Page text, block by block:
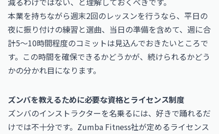
本業を持ちながら週末2回のレッスンを行うなら、平日の
夜に振り付けの練習と選曲、当日の準備を含めて、週に合
計5〜10時間程度のコミットは見込んでおきたいところで
す。この時間を確保できるかどうかが、続けられるかどう
かの分かれ目になります。
ズンバを教えるために必要な資格とライセンス制度
ズンバのインストラクターを名乗るには、好きで踊れるだ
けでは不十分です。Zumba Fitness社が定めるライセンス